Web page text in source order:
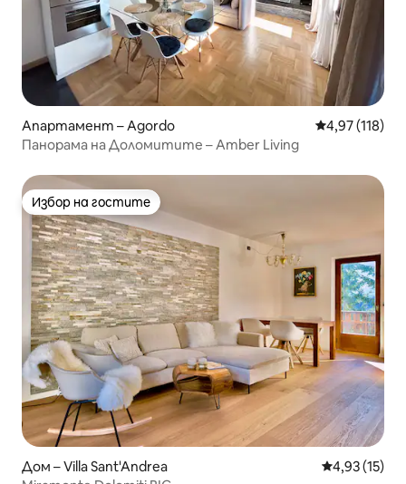
Апартамент – Agordo Средна
4,97 (118)
Панорама на Доломитите – Amber Living
Избор на гостите
Избор на гостите
Дом – Villa Sant'Andrea Средна
4,93 (15)